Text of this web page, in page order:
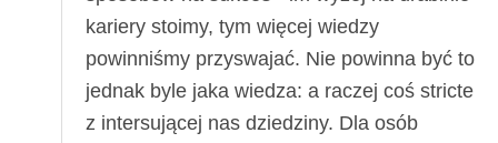
kariery stoimy, tym więcej wiedzy
powinniśmy przyswajać. Nie powinna być to
jednak byle jaka wiedza: a raczej coś stricte
z intersującej nas dziedziny. Dla osób